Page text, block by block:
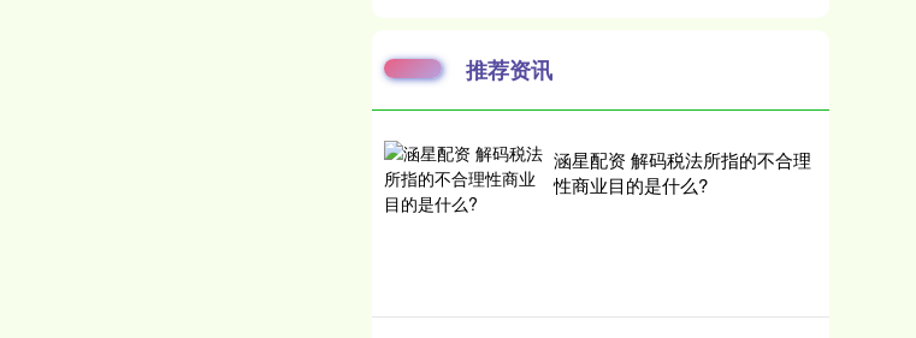
推荐资讯
涵星配资 解码税法所指的不合理
性商业目的是什么?